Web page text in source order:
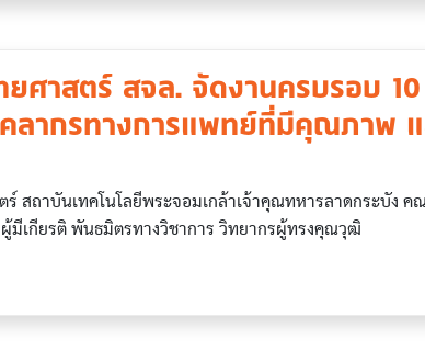
ศาสตร์ สจล. จัดงานครบรอบ
ลากรทางการแพทย์ที่มีคุณภาพ แ
สถาบันเทคโนโลยีพระจอมเกล้าเจ้าคุณทหารลาดกระบัง
มีเกียรติ พันธมิตรทางวิชาการ วิทยากรผู้ทรงคุณวุฒิ